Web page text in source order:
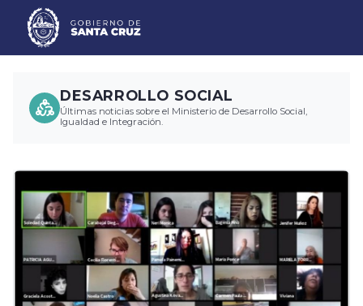
DESARROLLO SOCIAL
Últimas noticias sobre el Ministerio de Desarrollo Social,
Igualdad e Integración.